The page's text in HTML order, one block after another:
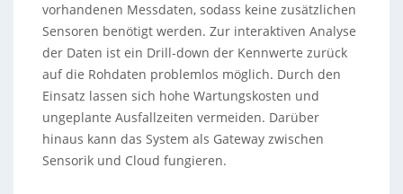
vorhandenen Messdaten, sodass keine zusätzlichen
Sensoren benötigt werden. Zur interaktiven Analyse
der Daten ist ein Drill-down der Kennwerte zurück
auf die Rohdaten problemlos möglich. Durch den
Einsatz lassen sich hohe Wartungskosten und
ungeplante Ausfallzeiten vermeiden. Darüber
hinaus kann das System als Gateway zwischen
Sensorik und Cloud fungieren.